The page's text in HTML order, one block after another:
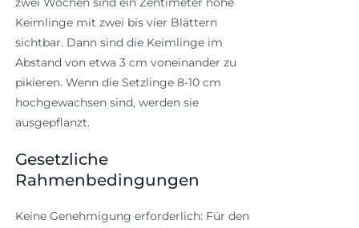
Keimlinge mit zwei bis vier Blättern
sichtbar. Dann sind die Keimlinge im
Abstand von etwa 3 cm voneinander zu
pikieren. Wenn die Setzlinge 8-10 cm
hochgewachsen sind, werden sie
ausgepflanzt.
Gesetzliche
Rahmenbedingungen
Keine Genehmigung erforderlich: Für den